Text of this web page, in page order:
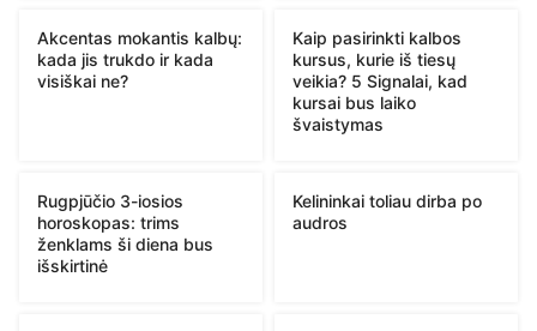
Akcentas mokantis kalbų:
kada jis trukdo ir kada
visiškai ne?
Kaip pasirinkti kalbos
kursus, kurie iš tiesų
veikia? 5 Signalai, kad
kursai bus laiko
švaistymas
Rugpjūčio 3-iosios
horoskopas: trims
ženklams ši diena bus
išskirtinė
Kelininkai toliau dirba po
audros